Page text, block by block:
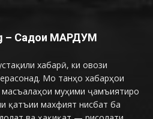
– Садои МАРДУМ
хабарӣ, ки овози
Мо танҳо хабарҳои
муҳими ҷамъиятиро
қатъии махфият нисбат ба